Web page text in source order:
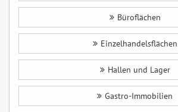
Büroflächen
Einzelhandelsflächen
Hallen und Lager
Gastro-Immobilien